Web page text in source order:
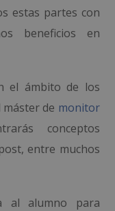
estas partes con
beneficios en
el ámbito de los
máster de monitor
conceptos
entre muchos
al alumno para